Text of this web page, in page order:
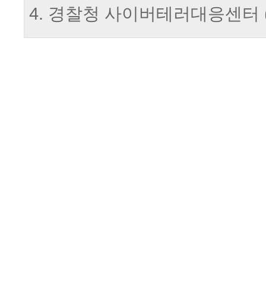
경찰청 사이버테러대응센